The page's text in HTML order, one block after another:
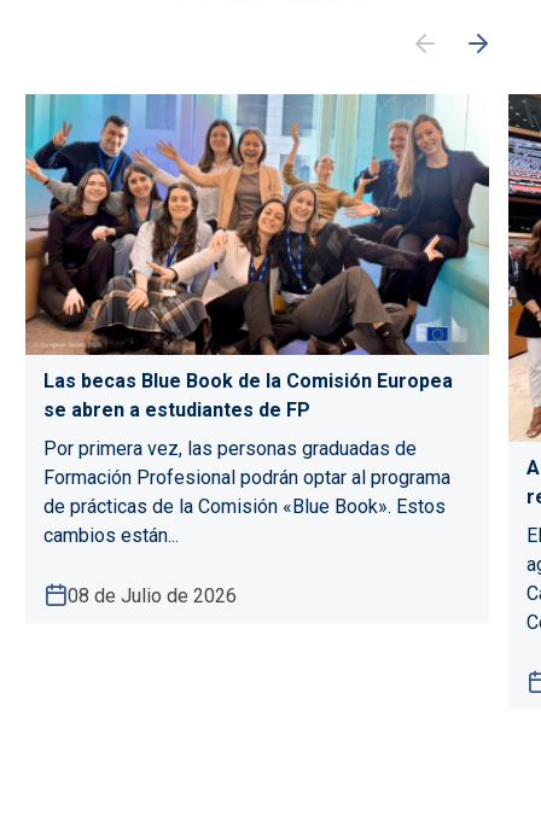
Las becas Blue Book de la Comisión Europea
se abren a estudiantes de FP
Por primera vez, las personas graduadas de
Formación Profesional podrán optar al programa
de prácticas de la Comisión «Blue Book». Estos
cambios están...
08 de Julio de 2026